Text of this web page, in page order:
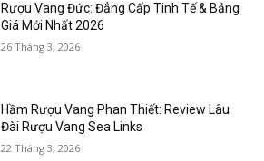
Rượu Vang Đức: Đẳng Cấp Tinh Tế & Bảng
Giá Mới Nhất 2026
26 Tháng 3, 2026
Hầm Rượu Vang Phan Thiết: Review Lâu
Đài Rượu Vang Sea Links
22 Tháng 3, 2026